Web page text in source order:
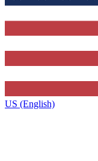
US (English)